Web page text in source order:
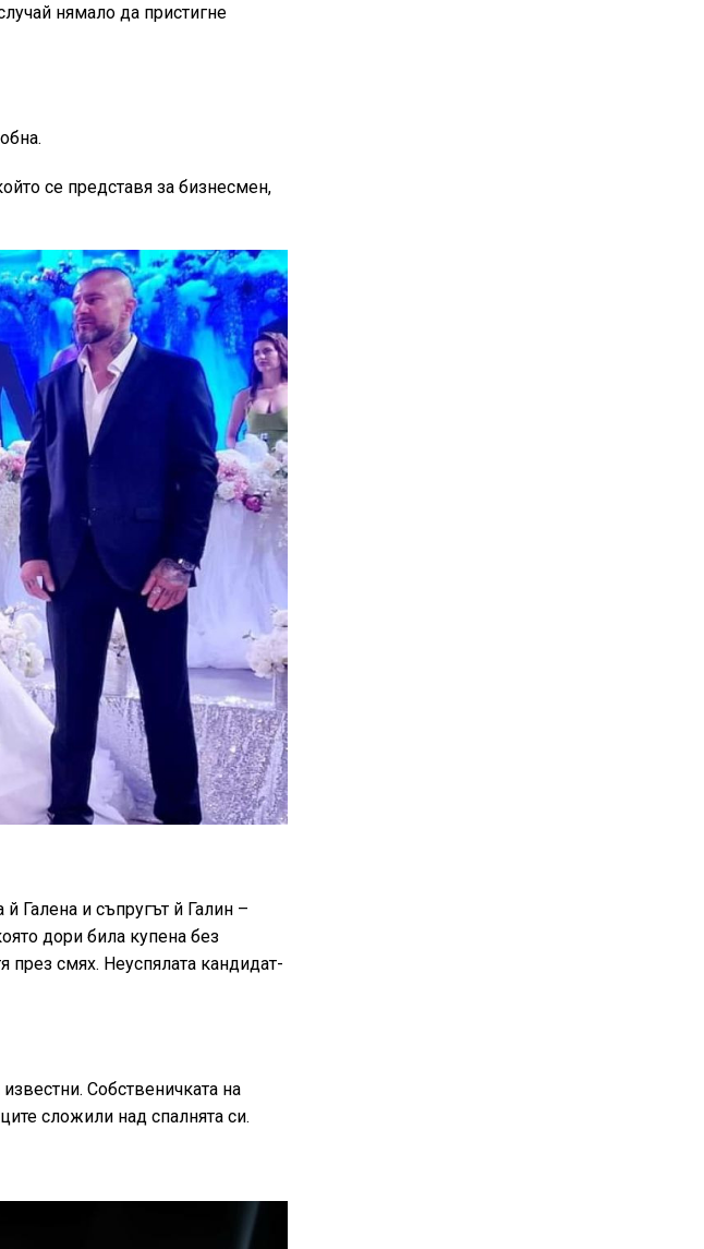
нямало да пристигне
се представя за бизнесмен,
Галена и съпругът й Галин –
дори била купена без
през смях. Неуспялата кандидат-
Собственичката на
сложили над спалнята си.